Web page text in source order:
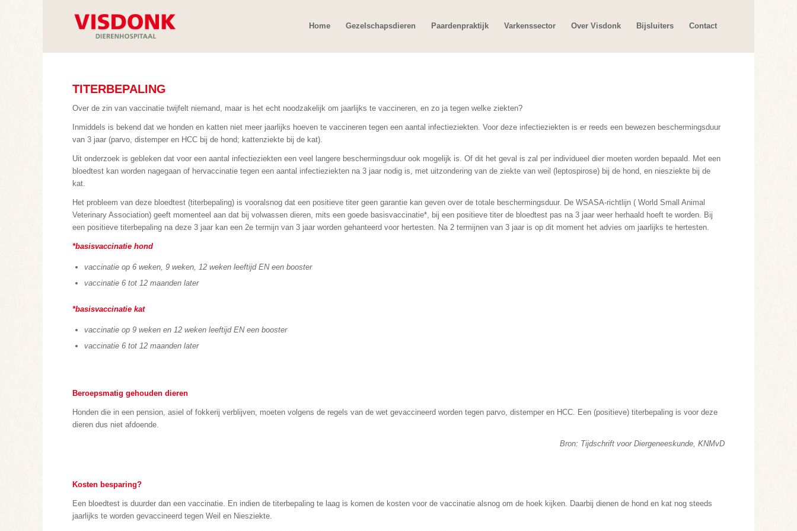
Home Gezelschapsdieren Paardenpraktijk Varkenssector Over Visdonk Bijsluiters Contact
TITERBEPALING
Over de zin van vaccinatie twijfelt niemand, maar is het echt noodzakelijk om jaarlijks te vaccineren, en zo ja tegen welke ziekten?
Inmiddels is bekend dat we honden en katten niet meer jaarlijks hoeven te vaccineren tegen een aantal infectieziekten. Voor deze infectieziekten is er reeds een bewezen beschermingsduur
van 3 jaar (parvo, distemper en HCC bij de hond; kattenziekte bij de kat).
Uit onderzoek is gebleken dat voor een aantal infectieziekten een veel langere beschermingsduur ook mogelijk is. Of dit het geval is zal per individueel dier moeten worden bepaald. Met een
bloedtest kan worden nagegaan of hervaccinatie tegen een aantal infectieziekten na 3 jaar nodig is, met uitzondering van de ziekte van weil (leptospirose) bij de hond, en niesziekte bij de
kat.
Het probleem van deze bloedtest (titerbepaling) is vooralsnog dat een positieve titer geen garantie kan geven over de totale beschermingsduur. De WSASA-richtlijn ( World Small Animal
Veterinary Association) geeft momenteel aan dat bij volwassen dieren, mits een goede basisvaccinatie*, bij een positieve titer de bloedtest pas na 3 jaar weer herhaald hoeft te worden. Bij
een positieve titerbepaling na deze 3 jaar kan een 2e termijn van 3 jaar worden gehanteerd voor hertesten. Na 2 termijnen van 3 jaar is op dit moment het advies om jaarlijks te hertesten.
*basisvaccinatie hond
vaccinatie op 6 weken, 9 weken, 12 weken leeftijd EN een booster
vaccinatie 6 tot 12 maanden later
*basisvaccinatie kat
vaccinatie op 9 weken en 12 weken leeftijd EN een booster
vaccinatie 6 tot 12 maanden later
Beroepsmatig gehouden dieren
Honden die in een pension, asiel of fokkerij verblijven, moeten volgens de regels van de wet gevaccineerd worden tegen parvo, distemper en HCC. Een (positieve) titerbepaling is voor deze
dieren dus niet afdoende.
Bron: Tijdschrift voor Diergeneeskunde, KNMvD
Kosten besparing?
Een bloedtest is duurder dan een vaccinatie. En indien de titerbepaling te laag is komen de kosten voor de vaccinatie alsnog om de hoek kijken. Daarbij dienen de hond en kat nog steeds
jaarlijks te worden gevaccineerd tegen Weil en Niesziekte.